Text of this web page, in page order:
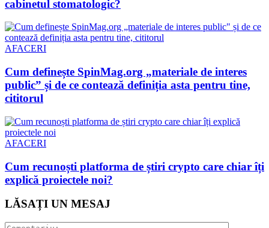
cabinetul stomatologic?
AFACERI
Cum definește SpinMag.org „materiale de interes
public” și de ce contează definiția asta pentru tine,
cititorul
AFACERI
Cum recunoști platforma de știri crypto care chiar îți
explică proiectele noi?
LĂSAȚI UN MESAJ